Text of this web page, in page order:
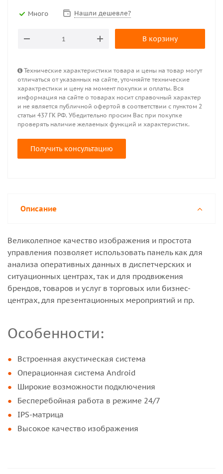
Много Нашли дешевле?
В корзину
Технические характеристики товара и цены на товар могут
отличаться от указанных на сайте, уточняйте технические
характрестики и цену на момент покупки и оплаты. Вся
информация на сайте о товарах носит справочный характер
и не является публичной офертой в соответствии с пунктом 2
статьи 437 ГК РФ. Убедительно просим Вас при покупке
проверять наличие желаемых функций и характеристик.
Получить консультацию
Описание
Великолепное качество изображения и простота
управления позволяет использовать панель как для
анализа оперативных данных в диспетчерских и
ситуационных центрах, так и для продвижения
брендов, товаров и услуг в торговых или бизнес-
центрах, для презентационных мероприятий и пр.
Особенности:
Встроенная акустическая система
Операционная система Android
Широкие возможности подключения
Бесперебойная работа в режиме 24/7
IPS-матрица
Высокое качество изображения